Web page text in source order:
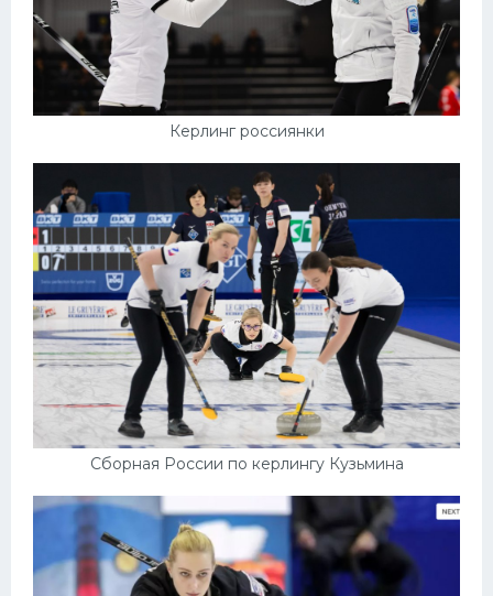
Керлинг россиянки
Сборная России по керлингу Кузьмина